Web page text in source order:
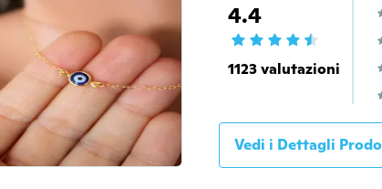
4.4
1123 valutazioni
Vedi i Dettagli